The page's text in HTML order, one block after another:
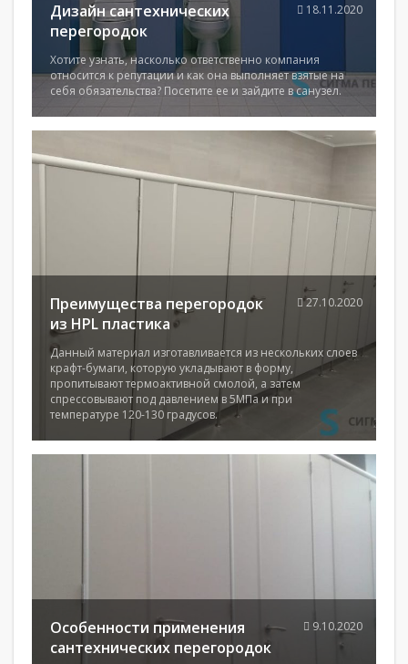
Дизайн сантехнических
перегородок
Хотите узнать, насколько ответственно компания
относится к репутации и как она выполняет взятые на
себя обязательства? Посетите ее и зайдите в санузел.
18.11.2020
Преимущества перегородок
из HPL пластика
Данный материал изготавливается из нескольких слоев
крафт-бумаги, которую укладывают в форму,
пропитывают термоактивной смолой, а затем
спрессовывают под давлением в 5МПа и при
температуре 120-130 градусов.
27.10.2020
Особенности применения
сантехнических перегородок
9.10.2020